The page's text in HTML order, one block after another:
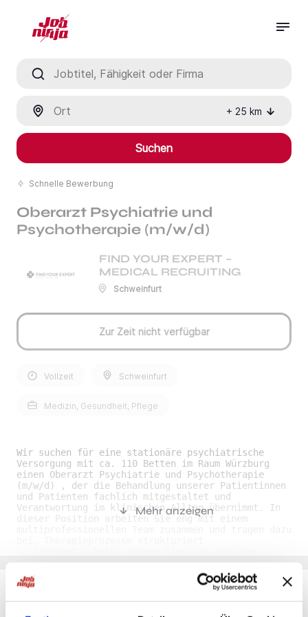
+ 25 km
Suchen
Schnelle Bewerbung
Oberarzt Psychiatrie und
Psychotherapie (m/w/d)
FIND YOUR EXPERT –
MEDICAL RECRUITING
Schweinfurt
Zur Zeit nicht verfügbar
Vollzeit Schweinfurt
Medizin, Gesundheit, Pflege
Wir suchen für eine stationäre psychiatrische
Versorgung mit ca. 110 Betten im Raum Würzburg
einen Oberarzt Psychiatrie und Psychotherapie
(m/w/d) , der die Behandlung unserer Patientinnen
und Patienten fachlich mitgestaltet und
Verantwortung im klinischen Alltag übernimmt. In
dieser Position arbeiten Sie eng mit einem
unbefristete Tätigkeit in einem modernen Umfeld
mit klaren Entwicklungsmöglichkeiten. Ihre
Benefits• Unbefristete Anstellung: Sie erhalten
Mehr anzeigen